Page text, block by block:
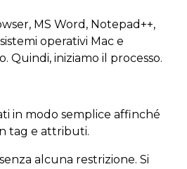
MS Word, Notepad++,
operativi Mac e
Quindi, iniziamo il processo.
in modo semplice affinché
tag e attributi.
alcuna restrizione. Si